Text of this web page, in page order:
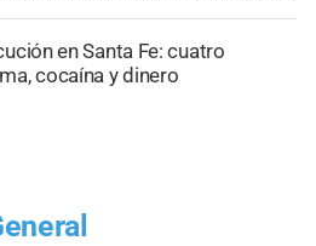
en Santa Fe: cuatro
cocaína y dinero